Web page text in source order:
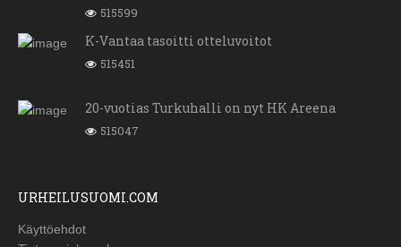
515599
K-Vantaa tasoitti otteluvoitot
515451
20-vuotias Turkuhalli on nyt HK Areena
515047
URHEILUSUOMI.COM
Käyttöehdot